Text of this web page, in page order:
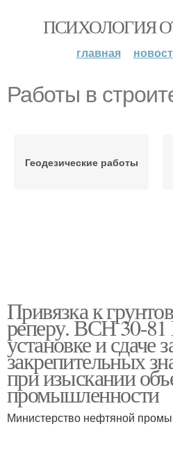
ПСИХОЛОГИЯ
главная
Работы в
Геодезические работы
Привязка к
реперу. ВСН 30-81
установке и сдаче
закрепительных
при изыскании
промышленности
Министерство нефтяной